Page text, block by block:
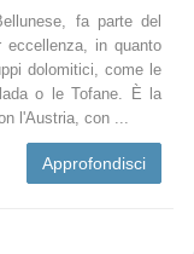
fa parte del
in quanto
dolomitici, come le
o le Tofane. È la
l'Austria, con ...
Approfondisci